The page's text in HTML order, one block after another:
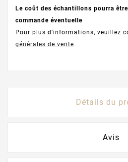
Le coût des échantillons pourra
commande éventuelle
Pour plus d'informations, veuillez
générales de vente
Détails du
Avis